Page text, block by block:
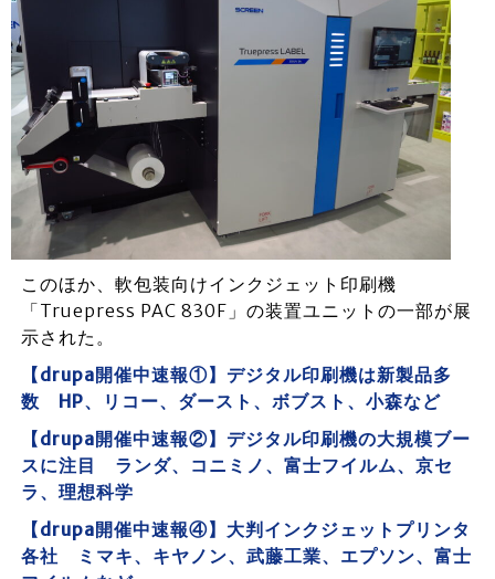
このほか、軟包装向けインクジェット印刷機
「Truepress PAC 830F」の装置ユニットの一部が展
示された。
【drupa開催中速報①】デジタル印刷機は新製品多
数 HP、リコー、ダースト、ボブスト、小森など
【drupa開催中速報②】デジタル印刷機の大規模ブー
スに注目 ランダ、コニミノ、富士フイルム、京セ
ラ、理想科学
【drupa開催中速報④】大判インクジェットプリンタ
各社 ミマキ、キヤノン、武藤工業、エプソン、富士